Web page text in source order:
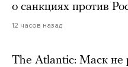
о санкциях против
12 часов назад
The Atlantic: Маск не